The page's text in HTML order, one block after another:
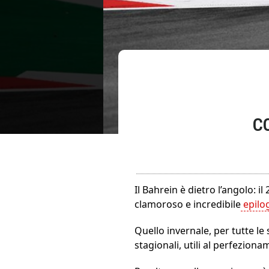
Il Bahrein è dietro l’angolo:
clamoroso e incredibile
Quello invernale, per tutte
stagionali, utili al